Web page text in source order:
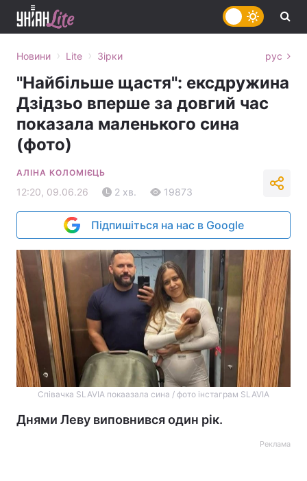
Новини › Lite › Зірки рус
"Найбільше щастя": ексдружина
Дзідзьо вперше за довгий час
показала маленького сина
(фото)
АЛІНА КОЛОМІЄЦЬ
12:20, 09.06.26 2 хв. 19873
Підпишіться на нас в Google
Співачка SLAVIA покаазала сина / фото інстаграм SLAVIA
Днями Леву виповнився один рік.
Реклама